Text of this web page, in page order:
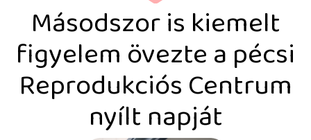
Másodszor is kiemelt
figyelem övezte a pécsi
Reprodukciós Centrum
nyílt napját